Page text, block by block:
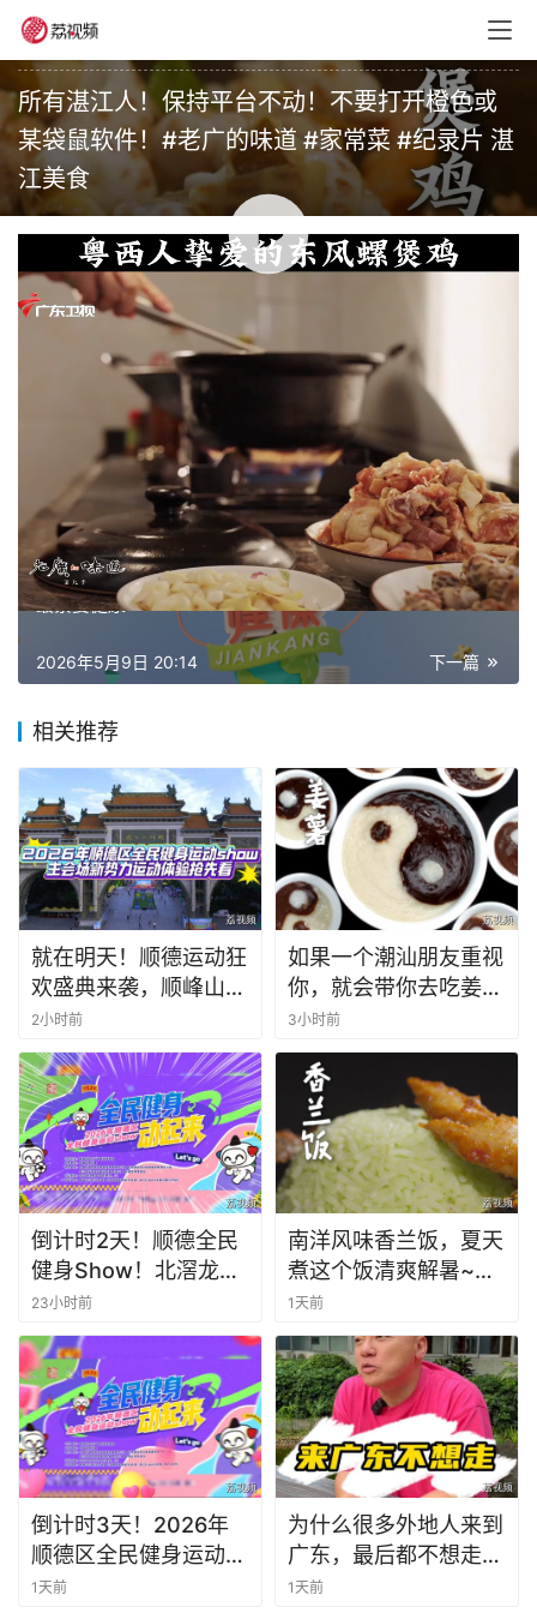
老广的味道 •
所有湛江人！保持平台不动！不要打开橙色或
某袋鼠软件！#老广的味道 #家常菜 #纪录片 湛
江美食
00:00 / 00:20
赞
【直播】守护女性"看不见"的健康——盆底康复全攻略
上一篇 2026年5月9日 15:51
最紧要健康 20260509
下一篇
2026年5月9日 20:14
相关推荐
就在明天！顺德运动狂
欢盛典来袭，顺峰山公
园等你来战！
2小时前
如果一个潮汕朋友重视
你，就会带你去吃姜
薯。@我的潮汕朋友，
问问他为什么没带我去
吃姜薯。#潮汕美食 #
纪录片 #老广的味道 #
3小时前
倒计时2天！顺德全民
健身Show！北滘龙江
联动燃爆全城
23小时前
南洋风味香兰饭，夏天
煮这个饭清爽解暑~赶
快学起来吧~#全世界
中国味 #纪录片 #娘惹
菜 。
1天前
倒计时3天！2026年
顺德区全民健身运动
show即将开启！
1天前
为什么很多外地人来到
广东，最后都不想走
了？
1天前